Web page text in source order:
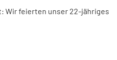
Wir feierten unser 22-jähriges